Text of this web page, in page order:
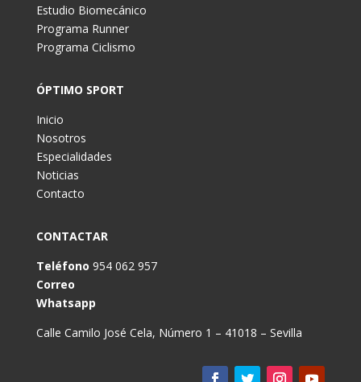
Estudio Biomecánico
Programa Runner
Programa Ciclismo
ÓPTIMO SPORT
Inicio
Nosotros
Especialidades
Noticias
Contacto
CONTACTAR
Teléfono 954 062 957
Correo
Whatsapp
Calle Camilo José Cela, Número 1 – 41018 – Sevilla